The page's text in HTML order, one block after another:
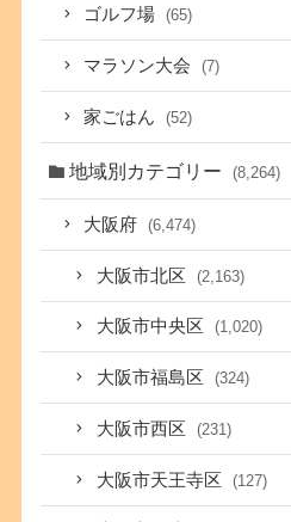
ゴルフ場 (65)
マラソン大会 (7)
家ごはん (52)
地域別カテゴリー (8,264)
大阪府 (6,474)
大阪市北区 (2,163)
大阪市中央区 (1,020)
大阪市福島区 (324)
大阪市西区 (231)
大阪市天王寺区 (127)